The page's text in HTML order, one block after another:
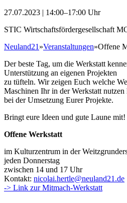
27.07.2023 | 14:00–17:00 Uhr
STIC Wirtschaftsfördergesellschaft
Neuland21»Veranstaltungen»Offene
Der beste Tag, um die Werkstatt
Unterstützung an eigenen Projekten
zu tüfteln. Wir zeigen Euch welche
Maschinen Ihr in der Werkstatt
bei der Umsetzung Eurer Projekte.
Bringt eure Ideen und gute Laune mit!
Offene Werkstatt
im Kulturzentrum in der
jeden Donnerstag
zwischen 14 und 17 Uhr
Kontakt: nicolai.hertle@neuland21.de
-> Link zur Mitmach-Werkstatt